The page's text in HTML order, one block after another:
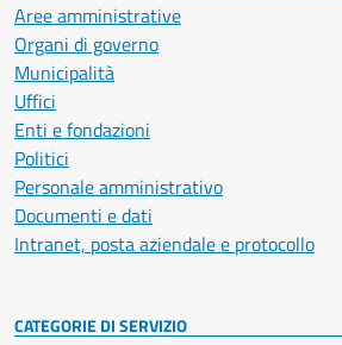
Aree amministrative
Organi di governo
Municipalità
Uffici
Enti e fondazioni
Politici
Personale amministrativo
Documenti e dati
Intranet, posta aziendale e protocollo
CATEGORIE DI SERVIZIO